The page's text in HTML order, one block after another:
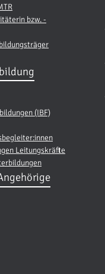
bzw. -
(IBF)
Leitungskräfte